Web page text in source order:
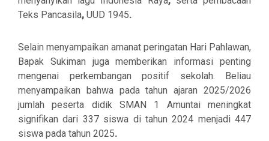
Teks Pancasila, UUD 1945.
Selain menyampaikan amanat peringatan Hari Pahlawan,
Bapak Sukiman juga memberikan informasi penting
mengenai perkembangan positif sekolah. Beliau
menyampaikan bahwa pada tahun ajaran 2025/2026
jumlah peserta didik SMAN 1 Amuntai meningkat
signifikan dari 337 siswa di tahun 2024 menjadi 447
siswa pada tahun 2025.